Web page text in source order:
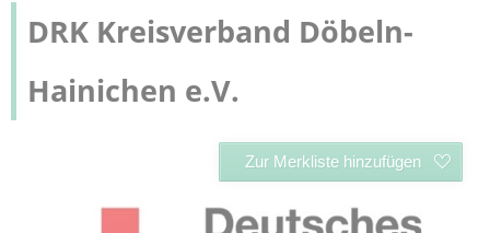
DRK Kreisverband Döbeln-
Hainichen e.V.
Zur Merkliste hinzufügen